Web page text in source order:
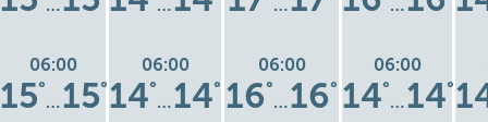
…
06:00
15°
…15°
…
06:00
14°
…14°
…
06:00
16°
…16°
…
06:00
14°
…14°